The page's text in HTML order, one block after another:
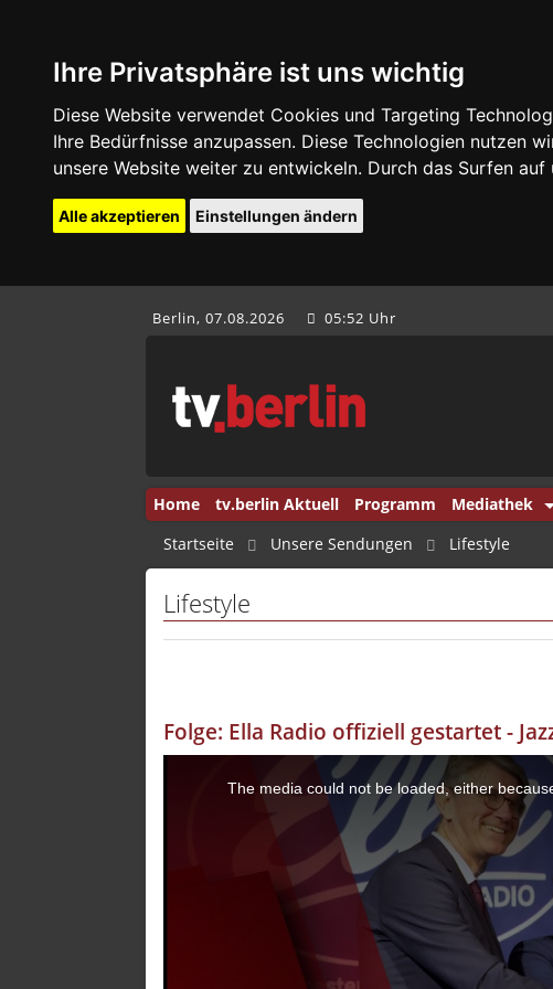
Ihre Privatsphäre ist uns wichtig
Diese Website verwendet Cookies und Targeting
Ihre Bedürfnisse anzupassen. Diese Technologien nutzen
unsere Website weiter zu entwickeln. Durch das Surfen
Alle akzeptieren Einstellungen ändern
Berlin, 07.08.2026 05:52 Uhr
Home tv.berlin Aktuell Programm
Mediathek
50 Jahre
Brennpunkt
Brinkmann &
Brinkmann
Buchtipp
Capital Player
Deutsche
Startseite
Unsere Sendungen Lifestyle
Lifestyle
Folge: Ella Radio offiziell gestartet -
The media could not be loaded, either